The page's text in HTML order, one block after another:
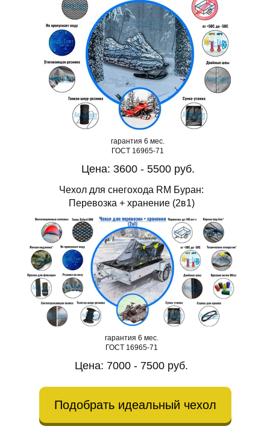
гарантия 6 мес.
ГОСТ 16965-71
Цена: 3600 - 5500 руб.
Чехол для снегохода RM Буран:
Перевозка + хранение (2в1)
гарантия 6 мес.
ГОСТ 16965-71
Цена: 7000 - 7500 руб.
Подобрать идеальный чехол